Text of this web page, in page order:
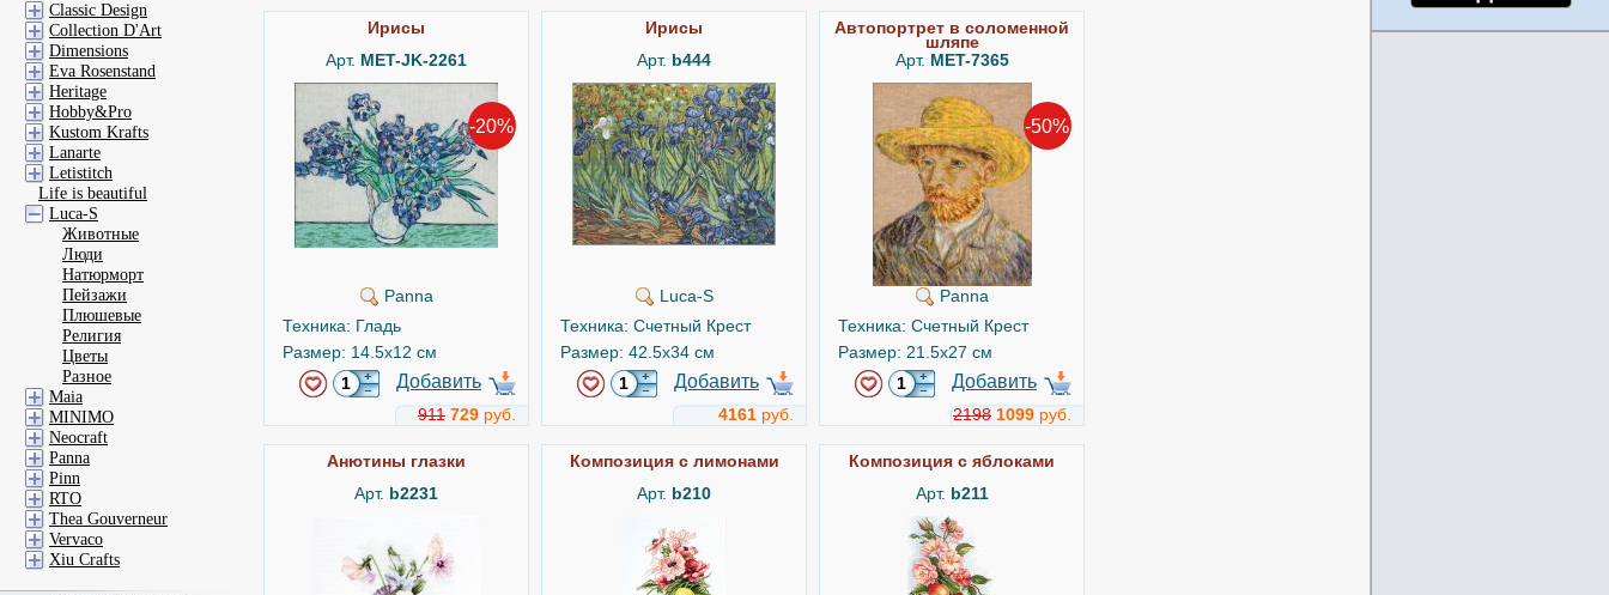
Ирисы
Арт. MET-JK-2261
-20%
Panna
Техника: Гладь
Размер: 14.5x12 см
Добавить
911 729 руб.
Ирисы
Арт. b444
Luca-S
Техника: Счетный Крест
Размер: 42.5x34 см
Добавить
4161 руб.
Автопортрет в соломенной
шляпе
Арт. MET-7365
-50%
Panna
Техника: Счетный Крест
Размер: 21.5x27 см
Добавить
2198 1099 руб.
Анютины глазки
Арт. b2231
Композиция с лимонами
Арт. b210
Композиция с яблоками
Арт. b211
Classic Design
Collection D'Art
Dimensions
Eva Rosenstand
Heritage
Hobby&Pro
Kustom Krafts
Lanarte
Letistitch
Life is beautiful
Luca-S
Животные
Люди
Натюрморт
Пейзажи
Плюшевые
Религия
Цветы
Разное
Maia
MINIMO
Neocraft
Panna
Pinn
RTO
Thea Gouverneur
Vervaco
Xiu Crafts